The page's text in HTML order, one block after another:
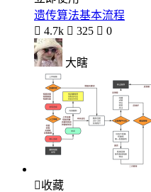
遗传算法基本流程
 4.7k  325  0
大瞎
收藏